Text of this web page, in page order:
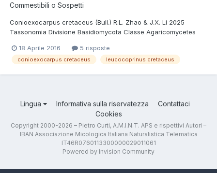
Commestibili o Sospetti
Conioexocarpus cretaceus (Bull.) R.L. Zhao & J.X. Li 2025
Tassonomia Divisione Basidiomycota Classe Agaricomycetes
cretaceus (Bull. : Fr.) Locq. 1945 Nato in un vaso, si presenta
interamente bianco e di medie dime...
18 Aprile 2016 5 risposte
conioexocarpus cretaceus leucocoprinus cretaceus
Lingua Informativa sulla riservatezza
Contattaci
Cookies
Copyright 2000-2026 – Pietro Curti, A.M.I.N.T. APS e rispettivi Autori –
IBAN Associazione Micologica Italiana Naturalistica Telematica
IT46R0760113300000029011061
Powered by Invision Community